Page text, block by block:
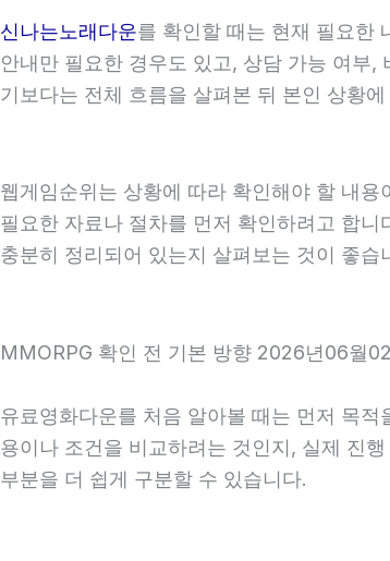
신나는노래다운를 확인할 때는 현재 필요한
안내만 필요한 경우도 있고, 상담 가능 여부
기보다는 전체 흐름을 살펴본 뒤 본인 상황
웹게임순위는 상황에 따라 확인해야 할 내
필요한 자료나 절차를 먼저 확인하려고 합
충분히 정리되어 있는지 살펴보는 것이 좋습
MMORPG 확인 전 기본 방향 2026년06월
유료영화다운를 처음 알아볼 때는 먼저 목
용이나 조건을 비교하려는 것인지, 실제 진
부분을 더 쉽게 구분할 수 있습니다.